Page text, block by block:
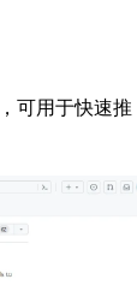
可用于快速推